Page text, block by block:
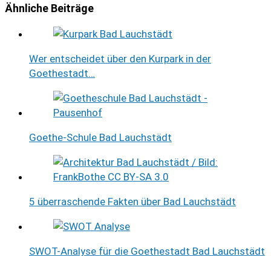
Ähnliche Beiträge
Wer entscheidet über den Kurpark in der
Goethestadt…
Goethe-Schule Bad Lauchstädt
5 überraschende Fakten über Bad Lauchstädt
SWOT-Analyse für die Goethestadt Bad Lauchstädt